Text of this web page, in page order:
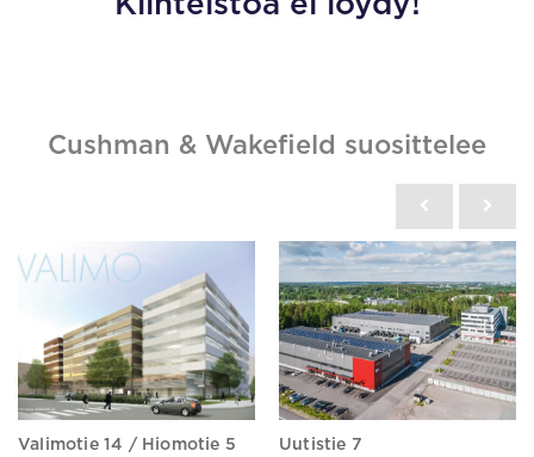
Cushman & Wakefield suosittelee
Valimotie 14 / Hiomotie 5 Uutistie 7